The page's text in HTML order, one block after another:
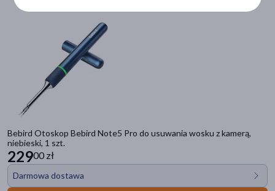
Bebird Otoskop Bebird Note5 Pro do usuwania wosku z kamerą,
niebieski, 1 szt.
22900 zł
Darmowa dostawa
Littmann(6)
pokaż więcej
Linia produktowa